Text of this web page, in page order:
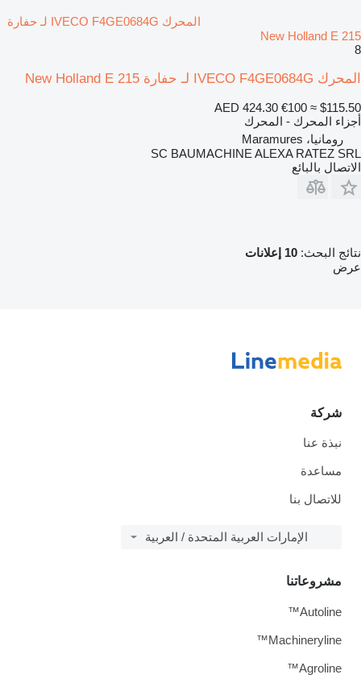
المحرك IVECO F4GE0684G لـ حفارة
New Holland E 215
8
المحرك IVECO F4GE0684G لـ حفارة New Holland E 215
AED 424.30 €100 ≈ $115.50
أجزاء المحرك - المحرك
رومانيا، Maramures
SC BAUMACHINE ALEXA RATEZ SRL
الاتصال بالبائع
نتائج البحث: 10 إعلانات
عرض
شركة
نبذة عنا
مساعدة
للاتصال بنا
الإمارات العربية المتحدة / العربية
مشروعاتنا
Autoline™
Machineryline™
Agroline™